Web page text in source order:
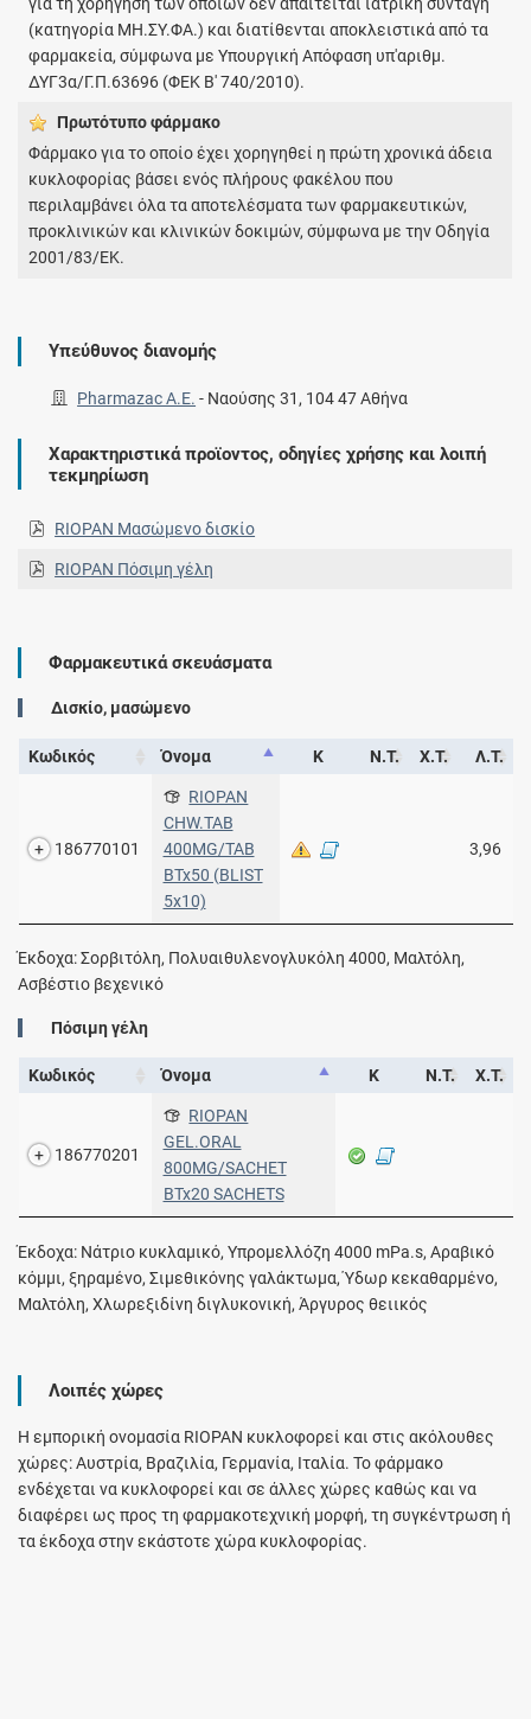
(κατηγορία ΜΗ.ΣΥ.ΦΑ.) και διατίθενται αποκλειστικά από τα
φαρμακεία, σύμφωνα με Υπουργική Απόφαση υπ'αριθμ.
ΔΥΓ3α/Γ.Π.63696 (ΦΕΚ Β' 740/2010).
Πρωτότυπο φάρμακo
Φάρμακο για το οποίο έχει χορηγηθεί η πρώτη χρονικά άδεια
κυκλοφορίας βάσει ενός πλήρους φακέλου που
περιλαμβάνει όλα τα αποτελέσματα των φαρμακευτικών,
προκλινικών και κλινικών δοκιμών, σύμφωνα με την Οδηγία
2001/83/ΕΚ.
Υπεύθυνος διανομής
Pharmazac Α.Ε. - Ναούσης 31, 104 47 Αθήνα
Χαρακτηριστικά προϊοντος, οδηγίες χρήσης και λοιπή
τεκμηρίωση
RIOPAN Μασώμενο δισκίο
RIOPAN Πόσιμη γέλη
Φαρμακευτικά σκευάσματα
Δισκίο, μασώμενο
Κωδικός Όνομα Κ Ν.Τ. Χ.Τ. Λ.Τ.
186770101
RIOPAN
CHW.TAB
400MG/TAB
BTx50 (BLIST
5x10)
3,96
Έκδοχα: Σορβιτόλη, Πολυαιθυλενογλυκόλη 4000, Μαλτόλη,
Ασβέστιο βεχενικό
Πόσιμη γέλη
Κωδικός Όνομα Κ Ν.Τ. Χ.Τ.
186770201
RIOPAN
GEL.ORAL
800MG/SACHET
BTx20 SACHETS
Έκδοχα: Νάτριο κυκλαμικό, Υπρομελλόζη 4000 mPa.s, Αραβικό
κόμμι, ξηραμένο, Σιμεθικόνης γαλάκτωμα, Ύδωρ κεκαθαρμένο,
Μαλτόλη, Χλωρεξιδίνη διγλυκονική, Άργυρος θειικός
Λοιπές χώρες
Η εμπορική ονομασία RIOPAN κυκλοφορεί και στις ακόλουθες
χώρες: Αυστρία, Βραζιλία, Γερμανία, Ιταλία. Το φάρμακο
ενδέχεται να κυκλοφορεί και σε άλλες χώρες καθώς και να
διαφέρει ως προς τη φαρμακοτεχνική μορφή, τη συγκέντρωση ή
τα έκδοχα στην εκάστοτε χώρα κυκλοφορίας.